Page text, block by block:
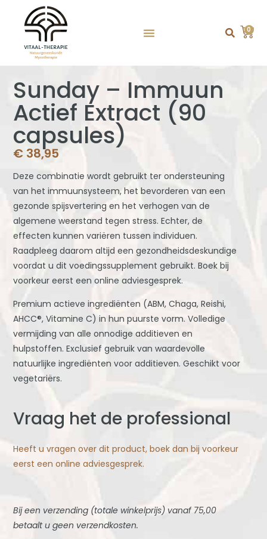
0
Sunday – Immuun
Actief Extract (90
capsules)
€ 38,95
Deze combinatie wordt gebruikt ter ondersteuning
van het immuunsysteem, het bevorderen van een
gezonde spijsvertering en het verhogen van de
algemene weerstand tegen stress. Echter, de
effecten kunnen variëren tussen individuen.
Raadpleeg daarom altijd een gezondheidsdeskundige
voordat u dit voedingssupplement gebruikt. Boek bij
voorkeur eerst een online adviesgesprek.
Premium actieve ingrediënten (ABM, Chaga, Reishi,
AHCC®, Vitamine C) in hun puurste vorm. Volledige
vermijding van alle onnodige additieven en
hulpstoffen. Exclusief gebruik van waardevolle
natuurlijke ingrediënten voor additieven. Geschikt voor
vegetariërs.
Vraag het de professional
Heeft u vragen over dit product, boek dan bij voorkeur
eerst een online adviesgesprek.
Bij een verzending (totale winkelprijs) vanaf 75,00
betaalt u geen verzendkosten.